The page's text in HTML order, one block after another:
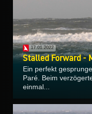
17.01.2022
Stalled Forward -
Ein perfekt
Paré. Beim
einmal...